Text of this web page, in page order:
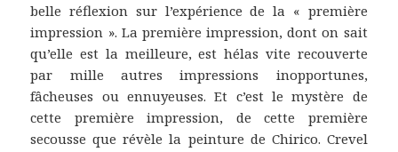
belle réflexion sur l’expérience de la « première
impression ». La première impression, dont on sait
qu’elle est la meilleure, est hélas vite recouverte
par mille autres impressions inopportunes,
fâcheuses ou ennuyeuses. Et c’est le mystère de
cette première impression, de cette première
secousse que révèle la peinture de Chirico. Crevel